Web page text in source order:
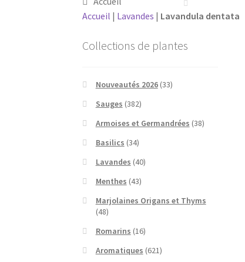
Accueil | Lavandes | Lavandula dentata
Collections de plantes
Nouveautés 2026 (33)
Sauges (382)
Armoises et Germandrées (38)
Basilics (34)
Lavandes (40)
Menthes (43)
Marjolaines Origans et Thyms
(48)
Romarins (16)
Aromatiques (621)